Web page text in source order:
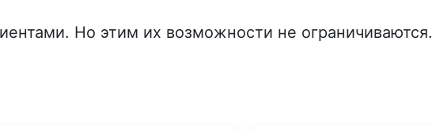
Но этим их возможности не ограничиваются.